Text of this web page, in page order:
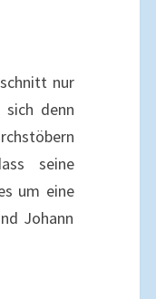
nur
denn
seine
um eine
Johann